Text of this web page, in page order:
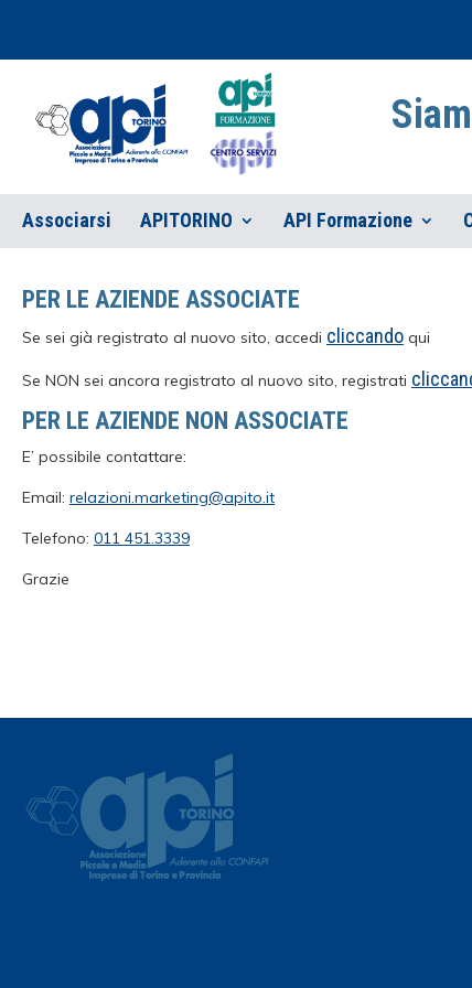
Associarsi APITORINO API Formazione
PER LE AZIENDE ASSOCIATE
Se sei già registrato al nuovo sito, accedi cliccando qui
Se NON sei ancora registrato al nuovo sito, registrati
PER LE AZIENDE NON ASSOCIATE
E’ possibile contattare:
Email: relazioni.marketing@apito.it
Telefono: 011 451.3339
Grazie